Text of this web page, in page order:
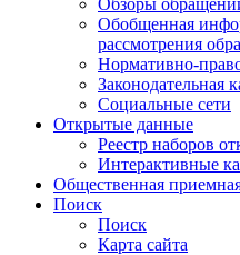
Обзоры
Обобщенная
рассмотрения
Нормативно-
Законодательная
Социальные сети
Открытые данные
Реестр наборов
Интерактивные
Общественная
Поиск
Поиск
Карта сайта